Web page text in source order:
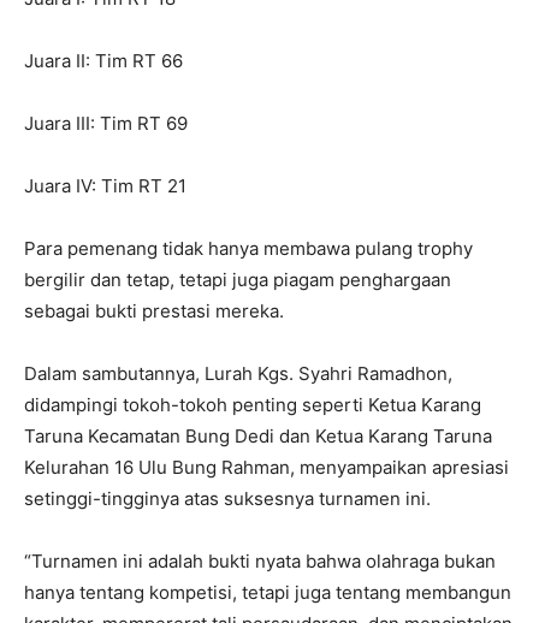
Juara II: Tim RT 66
Juara III: Tim RT 69
Juara IV: Tim RT 21
Para pemenang tidak hanya membawa pulang trophy
bergilir dan tetap, tetapi juga piagam penghargaan
sebagai bukti prestasi mereka.
Dalam sambutannya, Lurah Kgs. Syahri Ramadhon,
didampingi tokoh-tokoh penting seperti Ketua Karang
Taruna Kecamatan Bung Dedi dan Ketua Karang Taruna
Kelurahan 16 Ulu Bung Rahman, menyampaikan apresiasi
setinggi-tingginya atas suksesnya turnamen ini.
“Turnamen ini adalah bukti nyata bahwa olahraga bukan
hanya tentang kompetisi, tetapi juga tentang membangun